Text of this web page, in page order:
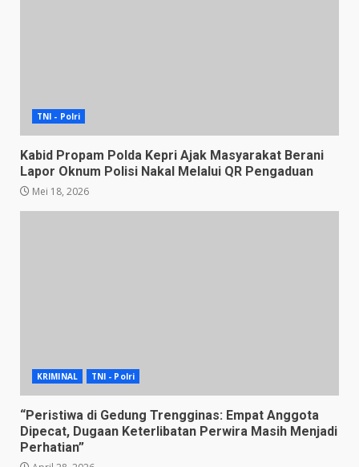
TNI - Polri
Kabid Propam Polda Kepri Ajak Masyarakat Berani
Lapor Oknum Polisi Nakal Melalui QR Pengaduan
Mei 18, 2026
KRIMINAL TNI - Polri
“Peristiwa di Gedung Trengginas: Empat Anggota
Dipecat, Dugaan Keterlibatan Perwira Masih Menjadi
Perhatian”